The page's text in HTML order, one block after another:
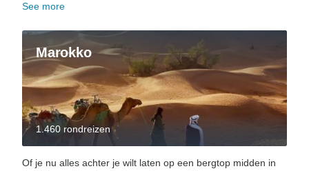
See more
Marokko
1.460 rondreizen
Of je nu alles achter je wilt laten op een bergtop midden in